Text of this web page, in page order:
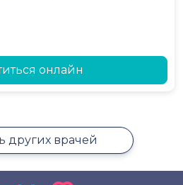
онлайн
других врачей